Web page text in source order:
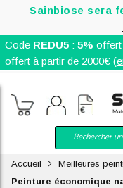
Sainbiose sera
Code REDU5: 5% offert
offert à partir de 2000€ (
Accueil
Meilleures
Peinture économique